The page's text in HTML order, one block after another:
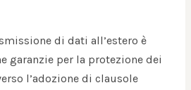
di dati all’estero è
garanzie per la protezione dei
l’adozione di clausole